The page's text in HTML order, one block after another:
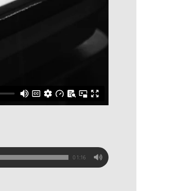
01:16